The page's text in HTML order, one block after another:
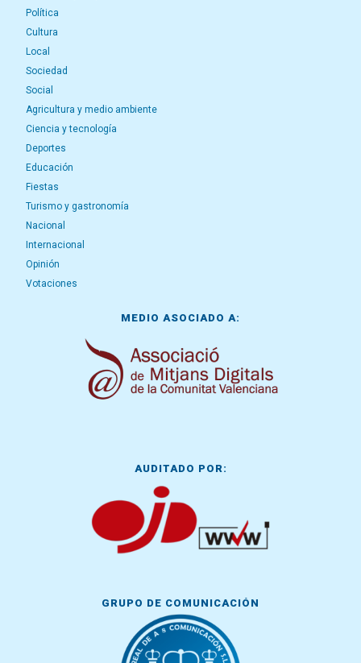
Política
Cultura
Local
Sociedad
Social
Agricultura y medio ambiente
Ciencia y tecnología
Deportes
Educación
Fiestas
Turismo y gastronomía
Nacional
Internacional
Opinión
Votaciones
MEDIO ASOCIADO A:
AUDITADO POR:
GRUPO DE COMUNICACIÓN